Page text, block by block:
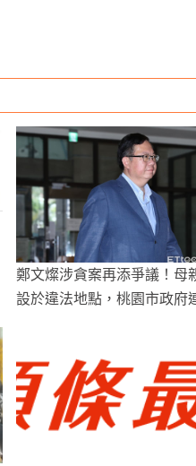
鄭文燦涉貪案再添爭議！母
設於違法地點，桃園市政府